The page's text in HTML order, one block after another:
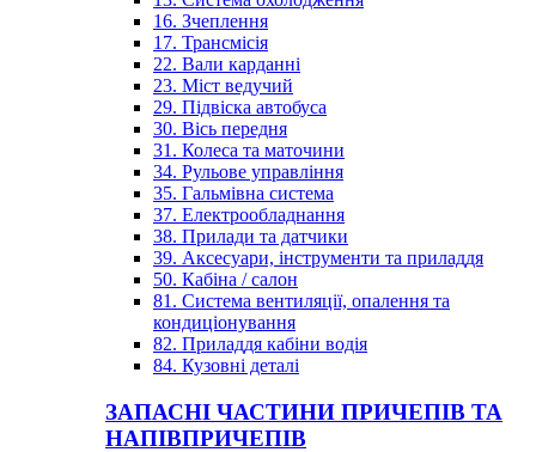
16. Зчеплення
17. Трансмісія
22. Вали карданні
23. Міст ведучий
29. Підвіска автобуса
30. Вісь передня
31. Колеса та маточини
34. Рульове управління
35. Гальмівна система
37. Електрообладнання
38. Прилади та датчики
39. Аксесуари, інструменти та приладдя
50. Кабіна / салон
81. Система вентиляції, опалення та
кондиціонування
82. Приладдя кабіни водія
84. Кузовні деталі
ЗАПАСНІ ЧАСТИНИ ПРИЧЕПІВ ТА
НАПІВПРИЧЕПІВ